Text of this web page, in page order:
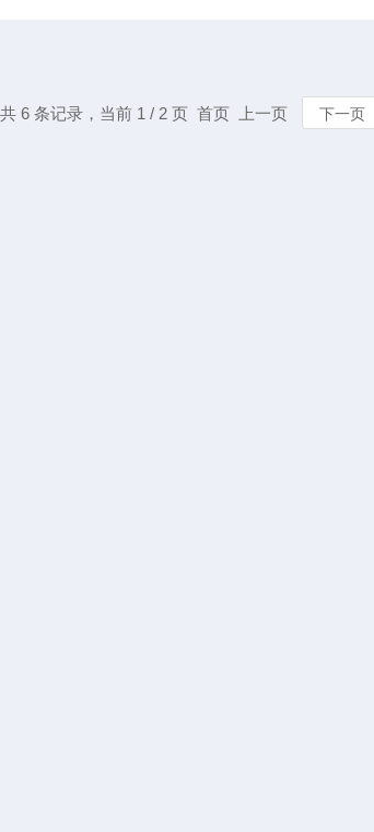
共 6 条记录，当前 1 / 2 页 首页 上一页 下一页